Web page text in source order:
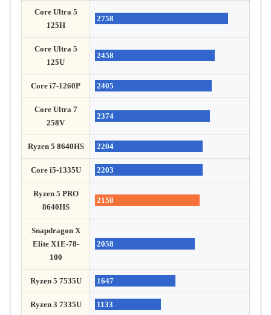
Core Ultra 5
125H
2758
Core Ultra 5
125U
2458
Core i7-1260P 2405
Core Ultra 7
258V
2374
Ryzen 5 8640HS 2204
Core i5-1335U 2203
Ryzen 5 PRO
8640HS
2158
Snapdragon X
Elite X1E-78-
100
2058
Ryzen 5 7535U 1647
Ryzen 3 7335U 1133